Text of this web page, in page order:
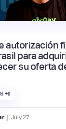
autorización
para
su oferta
📲
| July 27